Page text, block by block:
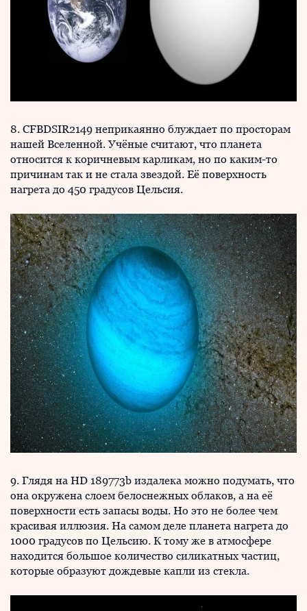
8. CFBDSIR2149 неприкаянно блуждает по просторам
нашей Вселенной. Учёные считают, что планета
относится к коричневым карликам, но по каким-то
причинам так и не стала звездой. Её поверхность
нагрета до 450 градусов Цельсия.
9. Глядя на HD 189773b издалека можно подумать, что
она окружена слоем белоснежных облаков, а на её
поверхности есть запасы воды. Но это не более чем
красивая иллюзия. На самом деле планета нагрета до
1000 градусов по Цельсию. К тому же в атмосфере
находится большое количество силикатных частиц,
которые образуют дождевые капли из стекла.